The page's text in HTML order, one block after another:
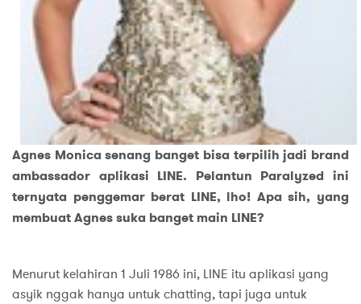
Agnes Monica senang banget bisa terpilih jadi brand
ambassador aplikasi LINE. Pelantun Paralyzed ini
ternyata penggemar berat LINE, lho! Apa sih, yang
membuat Agnes suka banget main LINE?
Menurut kelahiran 1 Juli 1986 ini, LINE itu aplikasi yang
asyik nggak hanya untuk chatting, tapi juga untuk